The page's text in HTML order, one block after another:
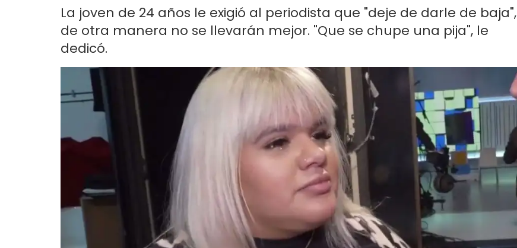
La joven de 24 años le exigió al periodista que "deje de darle de baja",
de otra manera no se llevarán mejor. "Que se chupe una pija", le
dedicó.